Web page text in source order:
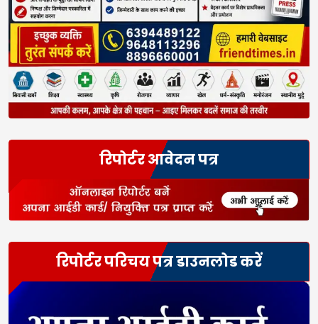
रिपोर्टर आवेदन पत्र
रिपोर्टर परिचय पत्र डाउनलोड करें